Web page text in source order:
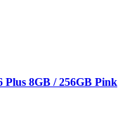
Plus 8GB / 256GB Pink